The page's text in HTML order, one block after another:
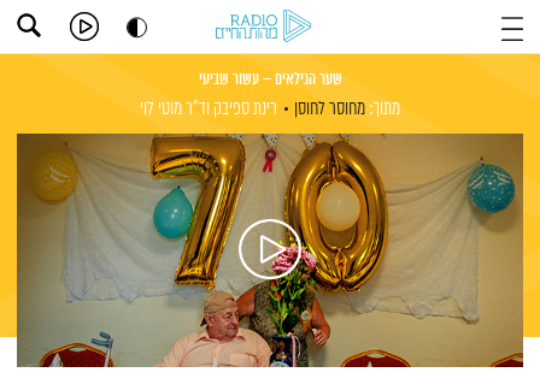
שער הגילאים – עשור שביעי
מתוך: מחוסר לחוסן רינת ספיבק וד"ר מוטי לוי